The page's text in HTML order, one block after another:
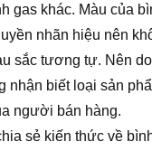
gas khác. Màu của
nhãn hiệu nên
sắc tương tự. Nên
nhận biết loại sản
người bán hàng.
sẻ kiến thức về